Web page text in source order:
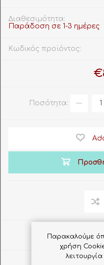
Διαθεσιμότητα:
Παράδοση σε 1-3 ημέρες
Κωδικός προϊόντος:
Ποσότητα:
Share
Παρακαλούμε
χρήση